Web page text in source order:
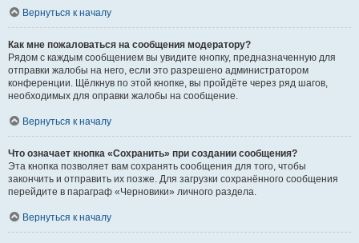
Вернуться к началу
Как мне пожаловаться на сообщения модератору?
Рядом с каждым сообщением вы увидите кнопку, предназначенную для
отправки жалобы на него, если это разрешено администратором
конференции. Щёлкнув по этой кнопке, вы пройдёте через ряд шагов,
необходимых для оправки жалобы на сообщение.
Вернуться к началу
Что означает кнопка «Сохранить» при создании сообщения?
Эта кнопка позволяет вам сохранять сообщения для того, чтобы
закончить и отправить их позже. Для загрузки сохранённого сообщения
перейдите в параграф «Черновики» личного раздела.
Вернуться к началу